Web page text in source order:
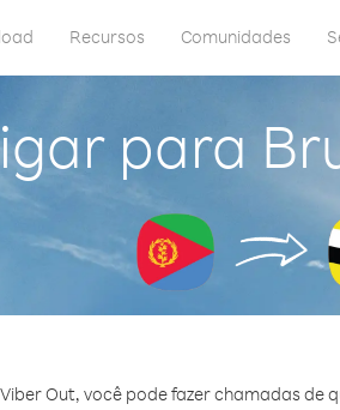
Recursos Comunidades
para
Out, você pode fazer chamadas de